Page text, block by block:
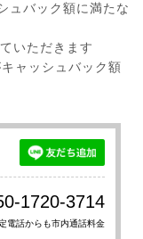
ュバック額に満たな
いただきます
ャッシュバック額
1720-3714
電話からも市内通話料金